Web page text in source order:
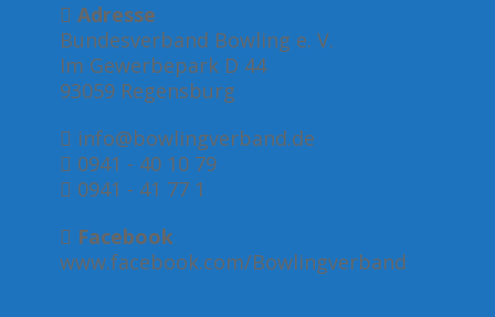
Adresse
Bundesverband Bowling e. V.
Im Gewerbepark D 44
93059 Regensburg
info@bowlingverband.de
0941 - 40 10 79
0941 - 41 77 1
Facebook
www.facebook.com/Bowlingverband